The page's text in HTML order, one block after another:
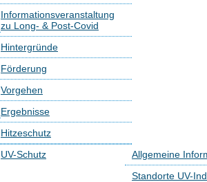
Informationsveranstaltung
zu Long- & Post-Covid
Hintergründe
Förderung
Vorgehen
Ergebnisse
Hitzeschutz
UV-Schutz
Allgemeine
Standorte UV-